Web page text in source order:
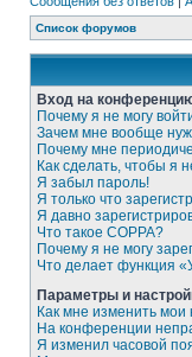
Список форумов
Вход на
Почему я не могу
Зачем мне вообще
Почему мне
Как сделать, чтобы я
Я забыл пароль!
Я только что
Я давно
Что такое COPPA?
Почему я не могу
Что делает функция
Параметры и
Как мне изменить мои
На конференции
Я изменил часовой